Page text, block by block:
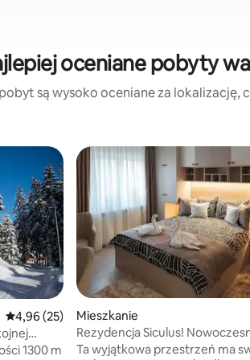
oceniane pobyty
są wysoko oceniane za lokalizację,
Średnia ocena: 4,96 na 5, liczba recenzji: 25
4,96 (25)
1300 m
Mieszkanie
Rezydencja Siculus!
egyszobás apartman!
Ta wyjątkowa przestrzeń ma